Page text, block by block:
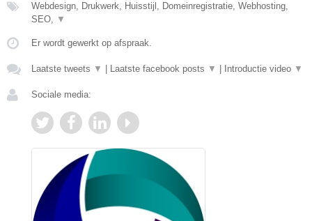
Webdesign, Drukwerk, Huisstijl, Domeinregistratie, Webhosting,
SEO, ▼
Er wordt gewerkt op afspraak.
Laatste tweets ▼ Laatste facebook posts ▼ Introductie video ▼
Sociale media: